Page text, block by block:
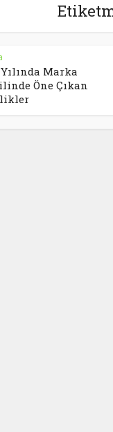
Yılında Marka
Öne Çıkan